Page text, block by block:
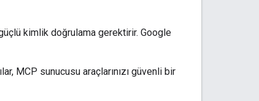
kimlik doğrulama gerektirir. Google
MCP sunucusu araçlarınızı güvenli bir